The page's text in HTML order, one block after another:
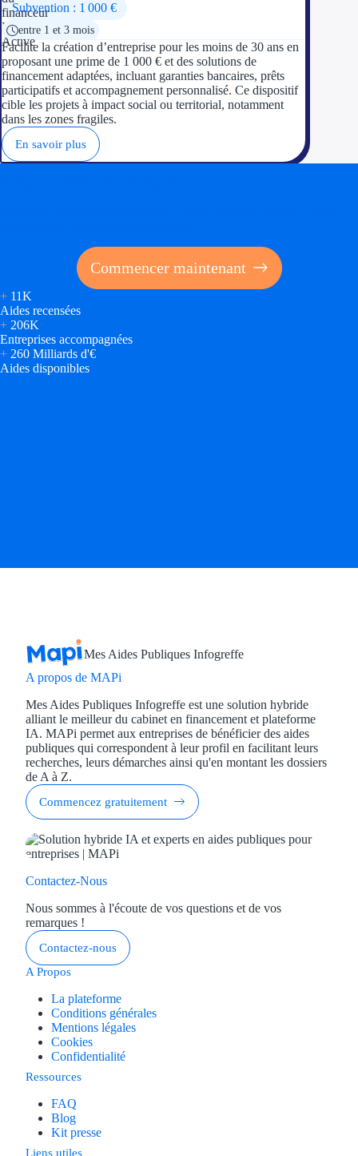
Subvention : 1 000 €
entre 1 et 3 mois
Facilite la création d’entreprise pour les moins de 30 ans en
proposant une prime de 1 000 € et des solutions de
financement adaptées, incluant garanties bancaires, prêts
participatifs et accompagnement personnalisé. Ce dispositif
cible les projets à impact social ou territorial, notamment
dans les zones fragiles.
En savoir plus
Commencer maintenant
+ 11K
Aides recensées
+ 206K
Entreprises accompagnées
+ 260 Milliards d'€
Aides disponibles
Mes Aides Publiques Infogreffe
A propos de MAPi
Mes Aides Publiques Infogreffe est une solution hybride
alliant le meilleur du cabinet en financement et plateforme
IA. MAPi permet aux entreprises de bénéficier des aides
publiques qui correspondent à leur profil en facilitant leurs
recherches, leurs démarches ainsi qu'en montant les dossiers
de A à Z.
Commencez gratuitement
Contactez-Nous
Nous sommes à l'écoute de vos questions et de vos
remarques !
Contactez-nous
A Propos
La plateforme
Conditions générales
Mentions légales
Cookies
Confidentialité
Ressources
FAQ
Blog
Kit presse
Liens utiles